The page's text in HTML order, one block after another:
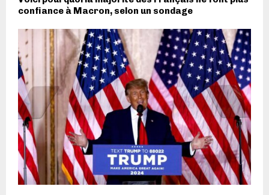
confiance à Macron, selon un sondage